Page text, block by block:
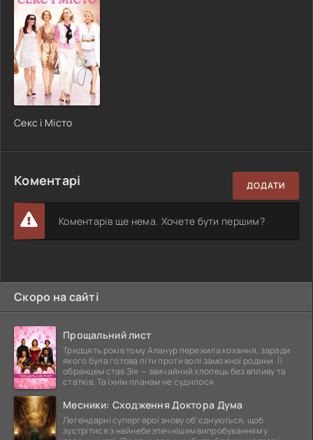
Секс і Місто
Коментарі ДОДАТИ
Коментарів ще нема. Хочете бути першим?
Скоро на сайті
Прощальний лист
Тридцять років тому Аланур пережила кохання, заради
якого була готова піти проти волі заможної родини. Її
обранцем став Зія — звичайний хлопець без впливу та
статків. Та їхнім планам не судилося
Месники: Сходження Доктора Дума
Легендарні супергерої знову об'єднуються, щоб
зустрітися з найнебезпечнішим випробуванням у